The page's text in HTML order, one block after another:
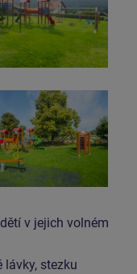
v jejich volném
lávky, stezku